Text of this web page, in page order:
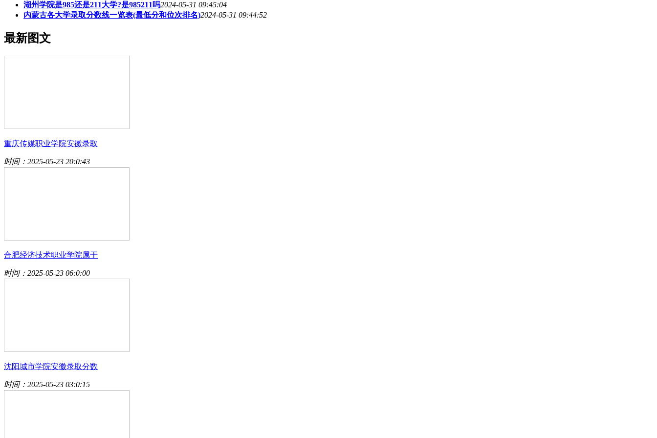
湖州学院是985还是211大学?是985211吗2024-05-31 09:45:04
内蒙古各大学录取分数线一览表(最低分和位次排名)2024-05-31 09:44:52
最新图文
重庆传媒职业学院安徽录取
时间：2025-05-23 20:0:43
合肥经济技术职业学院属于
时间：2025-05-23 06:0:00
沈阳城市学院安徽录取分数
时间：2025-05-23 03:0:15